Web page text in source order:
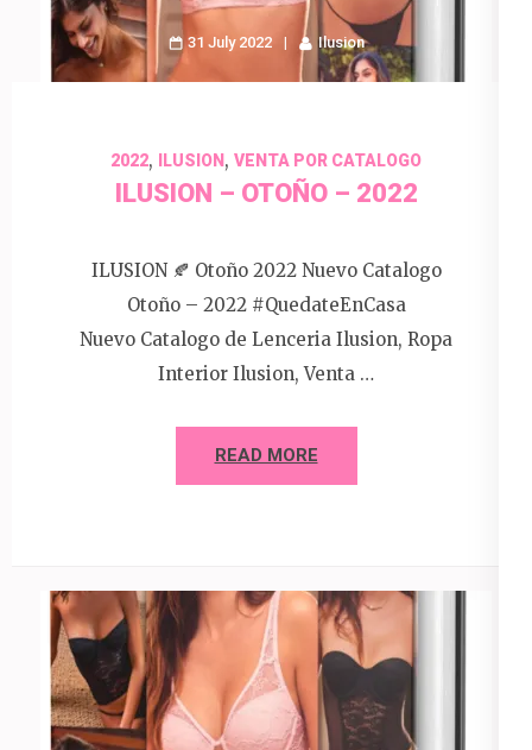
31 July 2022 Ilusion
2022, ILUSION, VENTA POR CATALOGO
ILUSION – OTOÑO – 2022
ILUSION 🍂 Otoño 2022 Nuevo Catalogo
Otoño – 2022 #QuedateEnCasa
Nuevo Catalogo de Lenceria Ilusion, Ropa
Interior Ilusion, Venta …
READ MORE